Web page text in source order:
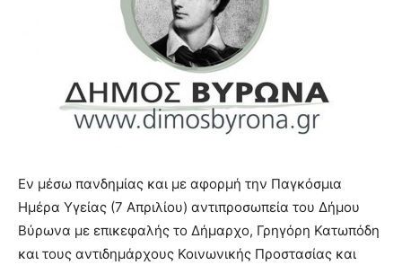
pain.
hd
porn
Εν μέσω πανδημίας και με αφορμή την Παγκόσμια
Ημέρα Υγείας (7 Απριλίου) αντιπροσωπεία του Δήμου
Βύρωνα με επικεφαλής το Δήμαρχο, Γρηγόρη Κατωπόδη
και τους αντιδημάρχους Κοινωνικής Προστασίας και